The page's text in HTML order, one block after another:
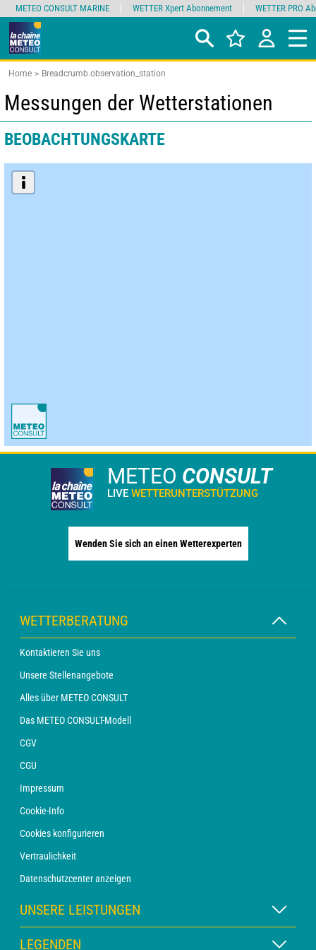
Home Breadcrumb.observation_station
Messungen der Wetterstationen
BEOBACHTUNGSKARTE
METEO CONSULT
LIVE WETTERUNTERSTÜTZUNG
Wenden Sie sich an einen Wetterexperten
WETTERBERATUNG
Kontaktieren Sie uns
Unsere Stellenangebote
Alles über METEO CONSULT
Das METEO CONSULT-Modell
CGV
CGU
Impressum
Cookie-Info
Cookies konfigurieren
Vertraulichkeit
Datenschutzcenter anzeigen
UNSERE LEISTUNGEN
WETTER Xpert Abonnement
LEGENDEN
METEO CONSULT MARINE WETTER Xpert Abonnement WETTER PRO